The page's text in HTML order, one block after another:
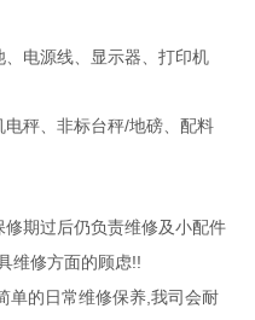
电源线、显示器、打印机
电秤、非标台秤/地磅、配料
期过后仍负责维修及小配件
维修方面的顾虑!!
单的日常维修保养,我司会耐